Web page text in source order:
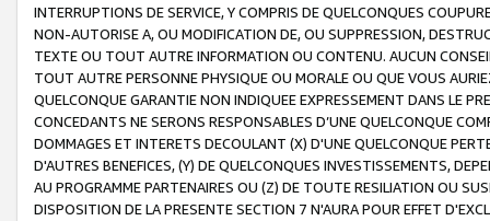
INTERRUPTIONS DE SERVICE, Y COMPRIS DE QUELCONQUES
NON-AUTORISE A, OU MODIFICATION DE, OU SUPPRESSION,
TEXTE OU TOUT AUTRE INFORMATION OU CONTENU. AUCUN
TOUT AUTRE PERSONNE PHYSIQUE OU MORALE OU QUE VOUS
QUELCONQUE GARANTIE NON INDIQUEE EXPRESSEMENT DANS LE
CONCEDANTS NE SERONS RESPONSABLES D’UNE QUELCONQUE
DOMMAGES ET INTERETS DECOULANT (X) D'UNE QUELCONQUE
D'AUTRES BENEFICES, (Y) DE QUELCONQUES INVESTISSEMENTS,
AU PROGRAMME PARTENAIRES OU (Z) DE TOUTE RESILIATION OU
DISPOSITION DE LA PRESENTE SECTION 7 N'AURA POUR EFFET